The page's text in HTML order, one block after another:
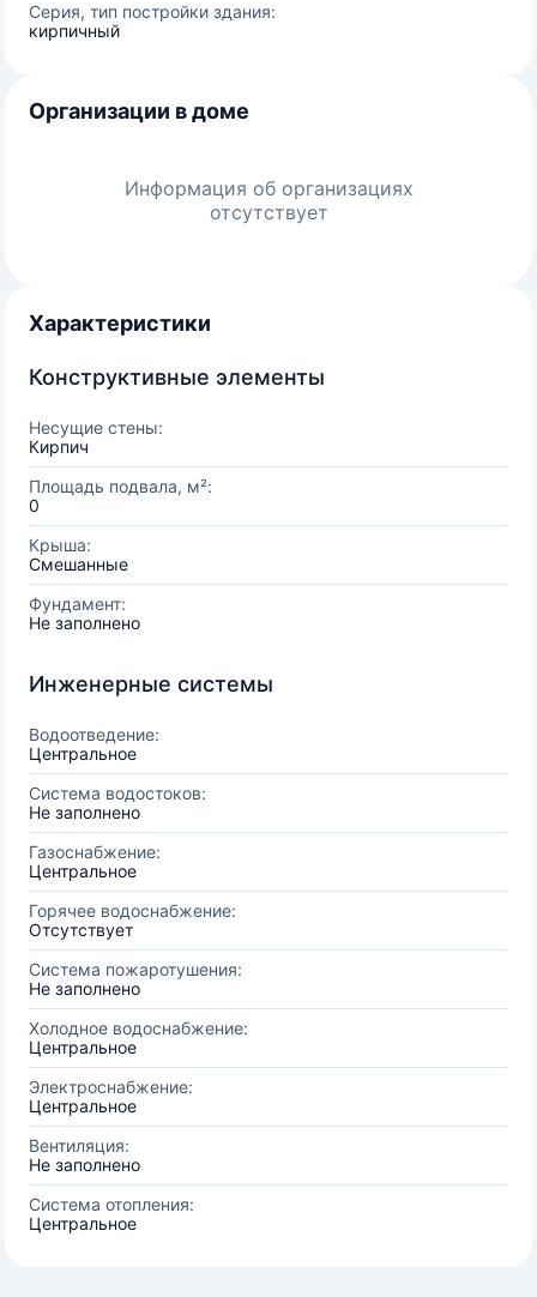
Серия, тип постройки здания:
кирпичный
Организации в доме
Информация об организациях
отсутствует
Характеристики
Конструктивные элементы
Несущие стены:
Кирпич
Площадь подвала, м²:
0
Крыша:
Смешанные
Фундамент:
Не заполнено
Инженерные системы
Водоотведение:
Центральное
Система водостоков:
Не заполнено
Газоснабжение:
Центральное
Горячее водоснабжение:
Отсутствует
Система пожаротушения:
Не заполнено
Холодное водоснабжение:
Центральное
Электроснабжение:
Центральное
Вентиляция:
Не заполнено
Система отопления:
Центральное